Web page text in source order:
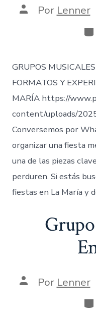
AutorPor Lenner
GRUPOS
FORMATOS Y
MARÍA https://
content/uploads/
Conversemos por
organizar una fiesta
una de las piezas
perduren. Si estás
fiestas en La María y
AutorPor Lenner